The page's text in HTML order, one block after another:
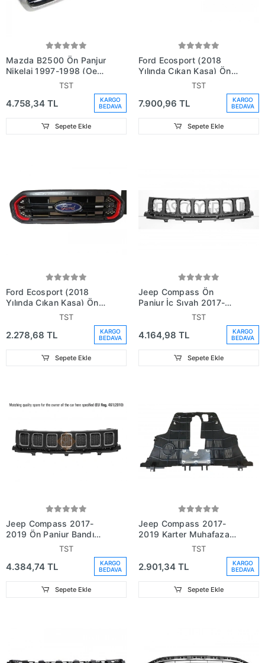
Mazda B2500 Ön Panjur
Nikelaj 1997-1998 (Oem
No: U009-50-710G)
TST
4.758,34 TL
KARGO
BEDAVA
Sepete Ekle
Ford Ecosport (2018
Yılında Çıkan Kasa) Ön
Panjur Nikelaj (Oem No:
Svgn1517B968Aa5Fla)
TST
7.900,96 TL
KARGO
BEDAVA
Sepete Ekle
Ford Ecosport (2018
Yılında Çıkan Kasa) Ön
Panjur Siyah (Oem No:
Svgn1517B968Aa5Fla)
TST
2.278,68 TL
KARGO
BEDAVA
Sepete Ekle
Jeep Compass Ön
Panjur İç Sıyah 2017-
(Oem No: K6Ba20Tzzab)
TST
4.164,98 TL
KARGO
BEDAVA
Sepete Ekle
Jeep Compass 2017-
2019 Ön Panjur Bandı
Nikelaj Set (Oem No:
TST
4.384,74 TL
KARGO
BEDAVA
Sepete Ekle
Jeep Compass 2017-
2019 Karter Muhafaza
Plastiği (Oem No:
TST
2.901,34 TL
KARGO
BEDAVA
Sepete Ekle